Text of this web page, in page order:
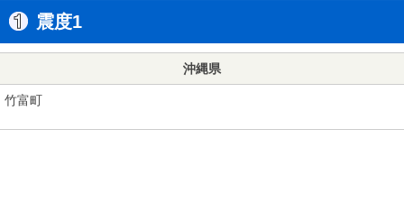
震度1
沖縄県
竹富町